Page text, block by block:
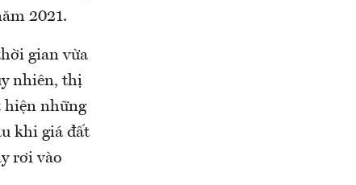
2021.
gian vừa
nhiên, thị
hiện những
khi giá đất
rơi vào